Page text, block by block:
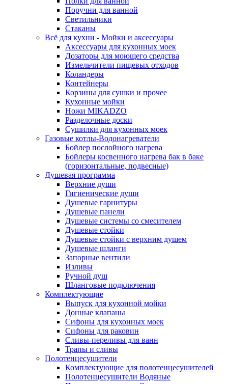
Поручни для ванной
Светильники
Стаканы
Всё для кухни - Мойки и аксессуары
Аксессуары для кухонных моек
Дозаторы для моющего средства
Измельчители пищевых отходов
Коландеры
Контейнеры
Корзины для сушки и прочее
Кухонные мойки
Ножи MIKADZO
Разделочные доски
Сушилки для кухонных моек
Газовые котлы-Водонагреватели
Бойлер послойного нагрева
Бойлеры косвенного нагрева бак в баке
(горизонтальные, подвесные)
Душевая программа
Верхние души
Гигиенические души
Душевые гарнитуры
Душевые панели
Душевые системы со смесителем
Душевые стойки
Душевые стойки с верхним душем
Душевые шланги
Запорные вентили
Изливы
Ручной душ
Шланговые подключения
Комплектующие
Выпуск для кухонной мойки
Донные клапаны
Сифоны для кухонных моек
Сифоны для раковин
Сливы-переливы для ванн
Трапы и сливы
Полотенцесушители
Комплектующие для полотенцесушителей
Полотенцесушители Водяные